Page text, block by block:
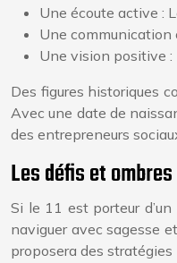
Une écoute active :
Une communication
Une vision positive :
Des figures historiques
Avec une date de
des entrepreneurs
Les défis et
Si le 11 est porteur
naviguer avec sagesse
proposera des stratégies